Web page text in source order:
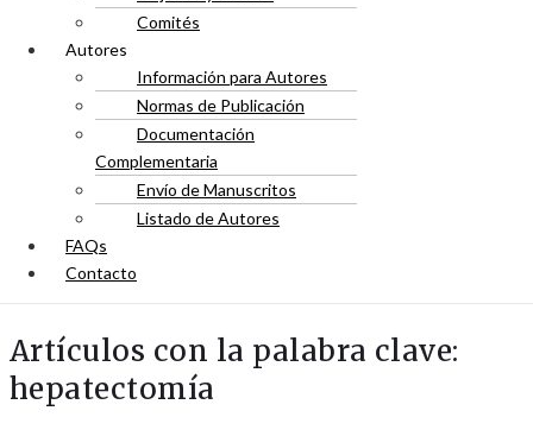
Comités
Autores
Información para Autores
Normas de Publicación
Documentación
Complementaria
Envío de Manuscritos
Listado de Autores
FAQs
Contacto
Artículos con la palabra clave:
hepatectomía